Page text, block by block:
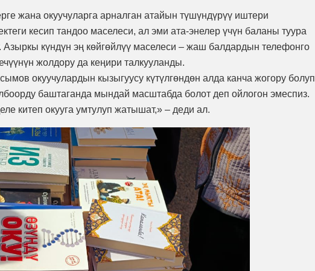
жана окуучуларга арналган атайын түшүндүрүү иштери
кесип тандоо маселеси, ал эми ата-энелер үчүн баланы туура
Азыркы күндүн эң көйгөйлүү маселеси – жаш балдардын телефонго
жолдору да кеңири талкууланды.
окуучулардын кызыгуусу күтүлгөндөн алда канча жогору болуп
баштаганда мындай масштабда болот деп ойлогон эмеспиз.
китеп окууга умтулуп жатышат,» – деди ал.